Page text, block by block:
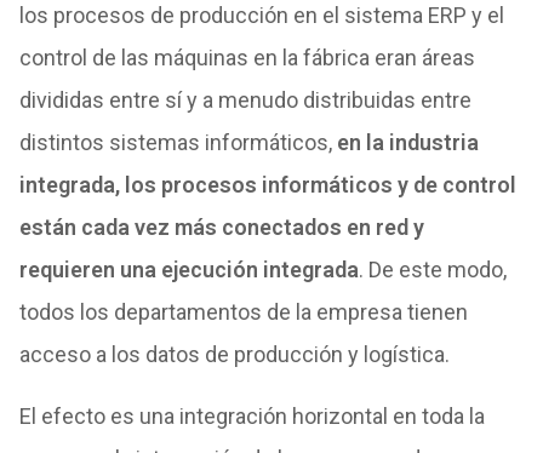
los procesos de producción en el sistema ERP y el
control de las máquinas en la fábrica eran áreas
divididas entre sí y a menudo distribuidas entre
distintos sistemas informáticos, en la industria
integrada, los procesos informáticos y de control
están cada vez más conectados en red y
requieren una ejecución integrada. De este modo,
todos los departamentos de la empresa tienen
acceso a los datos de producción y logística.
El efecto es una integración horizontal en toda la